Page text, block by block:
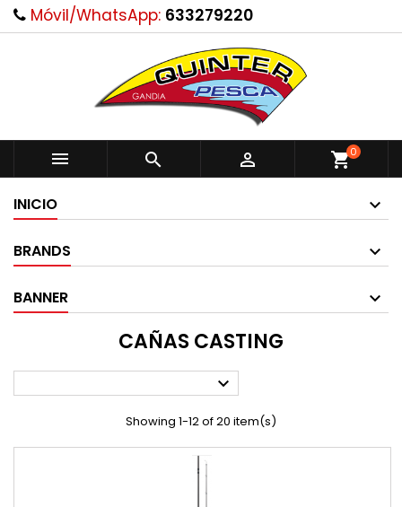
Móvil/WhatsApp: 633279220
   shopping_cart0
INICIO
BRANDS
BANNER
CAÑAS CASTING

Showing 1-12 of 20 item(s)